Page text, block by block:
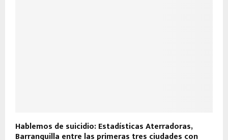
Hablemos de suicidio: Estadísticas Aterradoras,
Barranquilla entre las primeras tres ciudades con